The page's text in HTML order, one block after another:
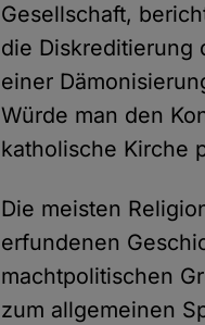
Gesellschaft,
die Diskreditierung
einer
Würde man den
katholische Kirche
Die meisten
erfundenen
machtpolitischen
zum allgemeinen